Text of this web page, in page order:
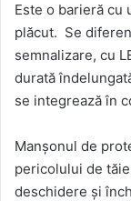
Este o barieră cu
plăcut. Se
semnalizare, cu
durată
se integrează în
Manșonul de
pericolului de
deschidere și